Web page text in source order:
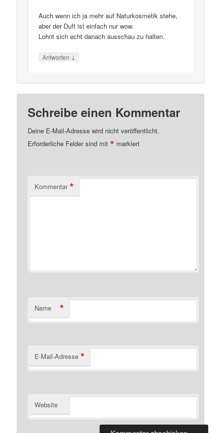
Auch wenn ich ja mehr auf Naturkosmetik stehe,
aber der Duft ist einfach nur wow.
Lohnt sich echt danach ausschau zu halten.
Antworten ↓
Schreibe einen Kommentar
Deine E-Mail-Adresse wird nicht veröffentlicht.
Erforderliche Felder sind mit* markiert
Kommentar *
Name *
E-Mail-Adresse *
Website